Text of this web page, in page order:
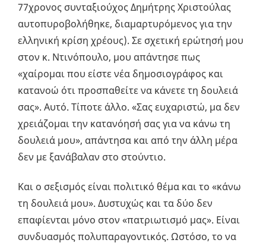
77χρονος συνταξιούχος Δημήτρης Χριστούλας
αυτοπυροβολήθηκε, διαμαρτυρόμενος για την
ελληνική κρίση χρέους). Σε σχετική ερώτησή μου
στον κ. Ντινόπουλο, μου απάντησε πως
«χαίρομαι που είστε νέα δημοσιογράφος και
κατανοώ ότι προσπαθείτε να κάνετε τη δουλειά
σας». Αυτό. Τίποτε άλλο. «Σας ευχαριστώ, μα δεν
χρειάζομαι την κατανόησή σας για να κάνω τη
δουλειά μου», απάντησα και από την άλλη μέρα
δεν με ξανάβαλαν στο στούντιο.
Και ο σεξισμός είναι πολιτικό θέμα και το «κάνω
τη δουλειά μου». Δυστυχώς και τα δύο δεν
επαφίενται μόνο στον «πατριωτισμό μας». Είναι
συνδυασμός πολυπαραγοντικός. Ωστόσο, το να